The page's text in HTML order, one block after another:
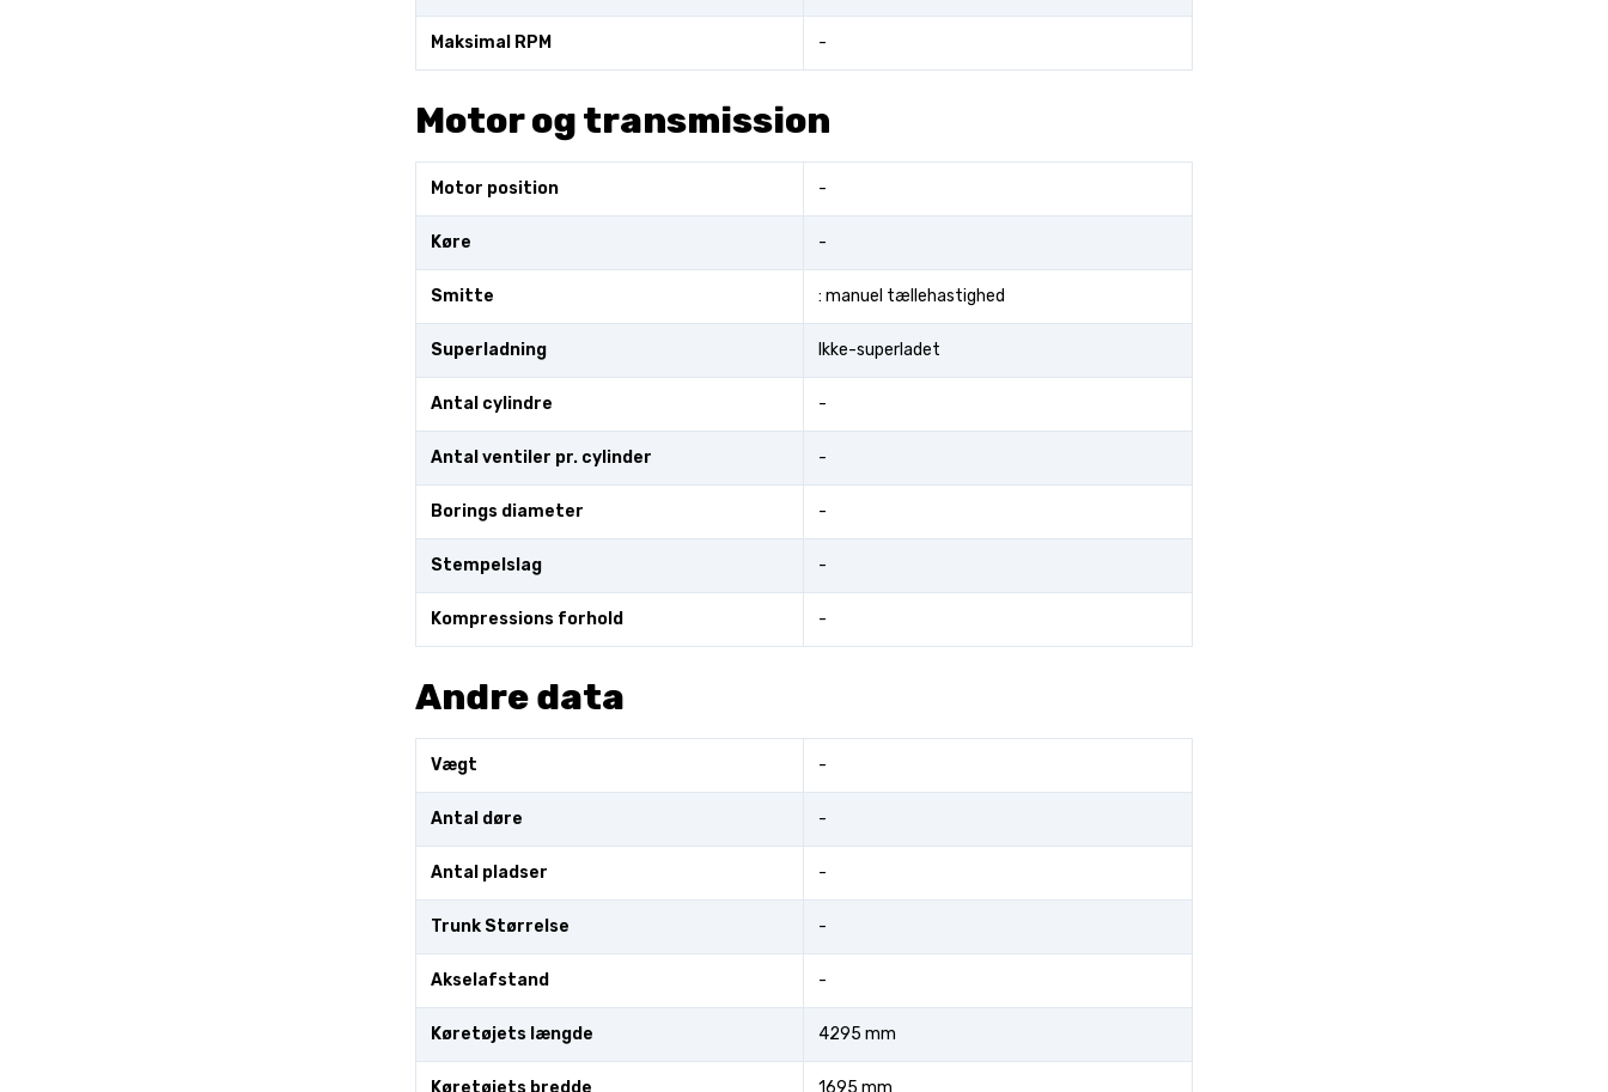
Maksimal RPM -
Motor og transmission
Motor position -
Køre -
Smitte : manuel tællehastighed
Superladning Ikke-superladet
Antal cylindre -
Antal ventiler pr. cylinder -
Borings diameter -
Stempelslag -
Kompressions forhold -
Andre data
Vægt -
Antal døre -
Antal pladser -
Trunk Størrelse -
Akselafstand -
Køretøjets længde 4295 mm
Køretøjets bredde 1695 mm